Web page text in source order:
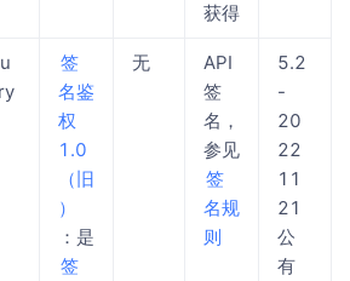
获得
签
名鉴
权
1.0
（旧
）
：是
签
无
API
签
名，
参见
签
名规
则
5.2
-
20
22
11
21
公
有